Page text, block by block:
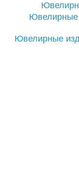
Ювелирные
Ювелирные